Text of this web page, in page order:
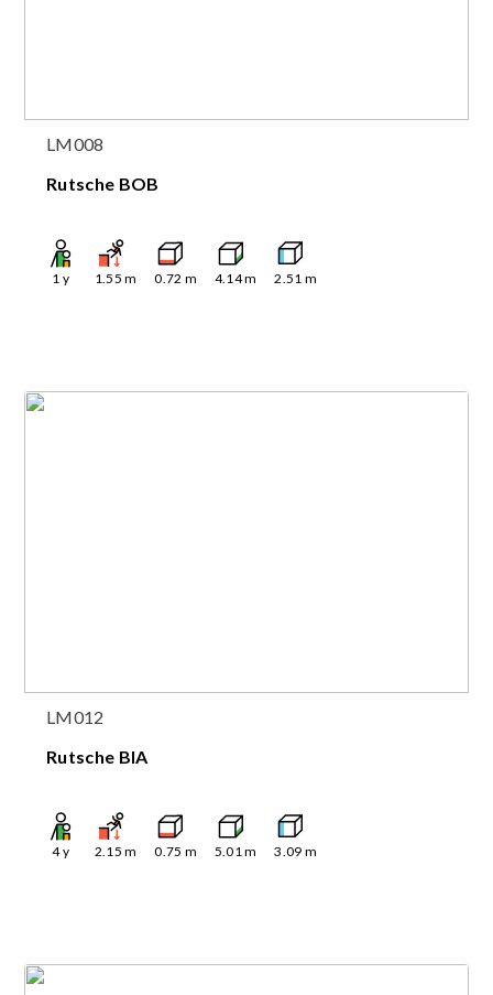
LM008
Rutsche BOB
1 y 1.55 m 0.72 m 4.14m 2.51 m
LM012
Rutsche BIA
4y 2.15 m 0.75 m 5.01m 3.09 m